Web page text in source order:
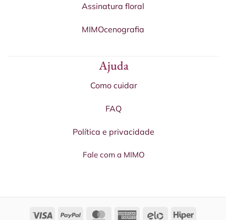
Assinatura floral
MIMOcenografia
Ajuda
Como cuidar
FAQ
Política e privacidade
Fale com a MIMO